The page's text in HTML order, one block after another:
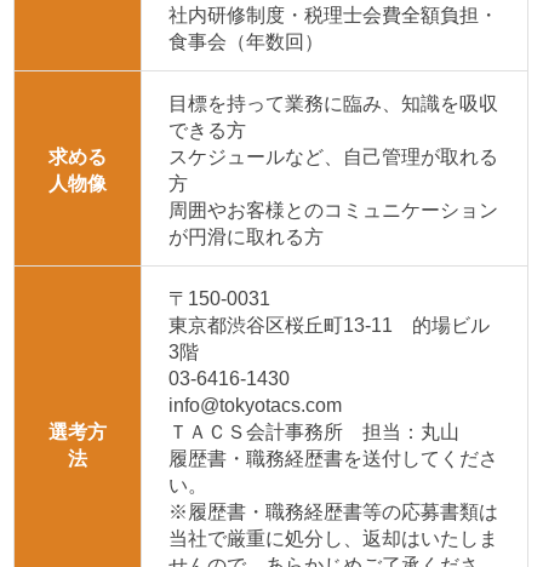
社内研修制度・税理士会費全額負担・
食事会（年数回）
求める
人物像
目標を持って業務に臨み、知識を吸収
できる方
スケジュールなど、自己管理が取れる
方
周囲やお客様とのコミュニケーション
が円滑に取れる方
選考方
法
〒150-0031
東京都渋谷区桜丘町13-11 的場ビル
3階
03-6416-1430
info@tokyotacs.com
ＴＡＣＳ会計事務所 担当：丸山
履歴書・職務経歴書を送付してくださ
い。
※履歴書・職務経歴書等の応募書類は
当社で厳重に処分し、返却はいたしま